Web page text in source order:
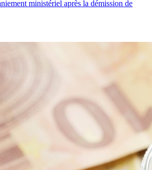
ministériel après la démission de